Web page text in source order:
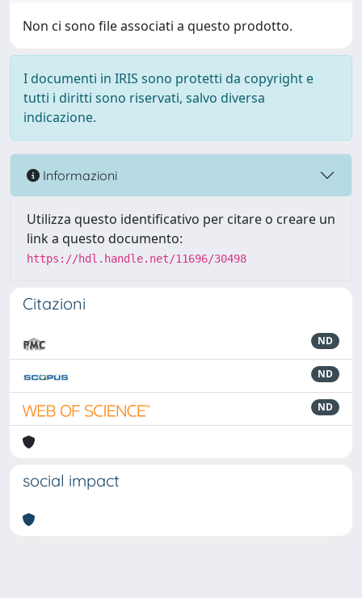
Non ci sono file associati a questo prodotto.
I documenti in IRIS sono protetti da copyright e
tutti i diritti sono riservati, salvo diversa
indicazione.
Informazioni
Utilizza questo identificativo per citare o creare un
link a questo documento:
https://hdl.handle.net/11696/30498
Citazioni
ND
ND
ND
social impact